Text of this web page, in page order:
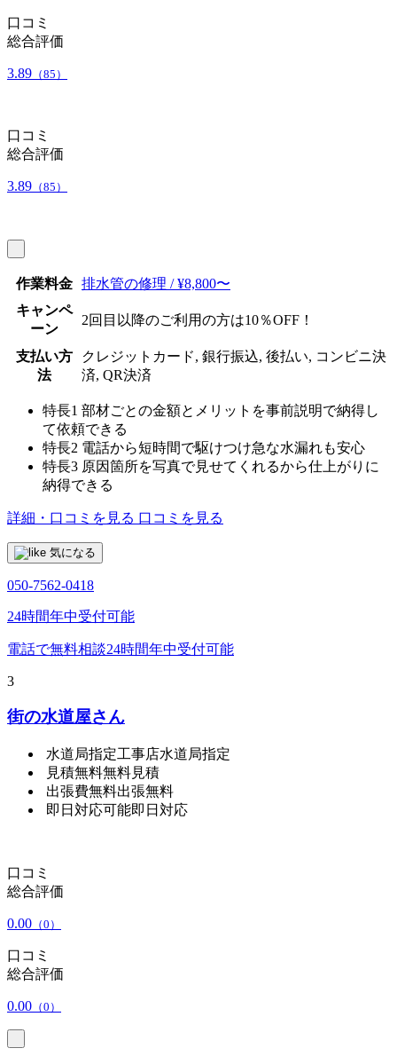
口コミ
総合評価
3.89 （85）
口コミ
総合評価
3.89 （85）
作業料金
排水管の修理 / ¥8,800〜
キャンペ
ーン
2回目以降のご利用の方は10％OFF！
支払い方
法
クレジットカード, 銀行振込, 後払い, コンビニ決
済, QR決済
特長1 部材ごとの金額とメリットを事前説明で納得し
て依頼できる
特長2 電話から短時間で駆けつけ急な水漏れも安心
特長3 原因箇所を写真で見せてくれるから仕上がりに
納得できる
詳細・口コミを見る 口コミを見る
気になる
050-7562-0418
24時間年中受付可能
電話で無料相談24時間年中受付可能
3
街の水道屋さん
水道局指定工事店水道局指定
見積無料無料見積
出張費無料出張無料
即日対応可能即日対応
口コミ
総合評価
0.00 （0）
口コミ
総合評価
0.00 （0）